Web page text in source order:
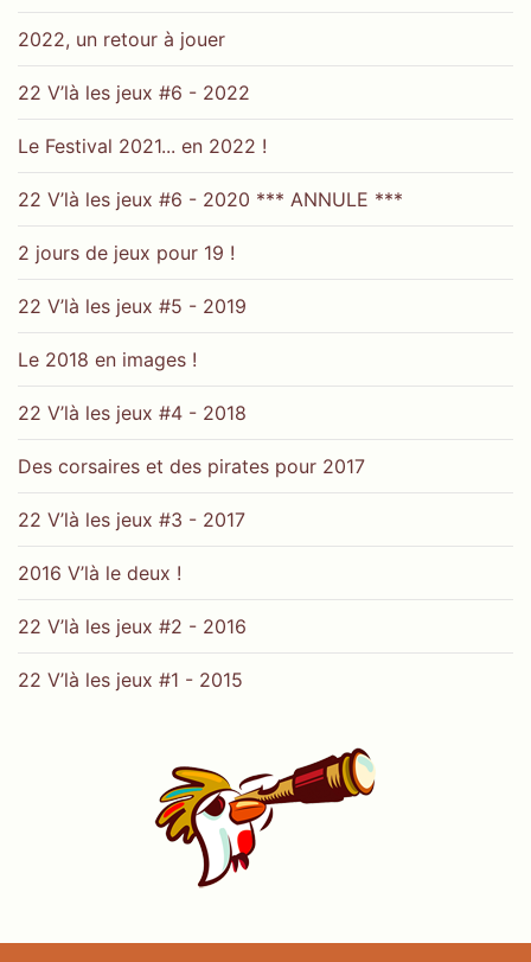
2022, un retour à jouer
22 V’là les jeux #6 - 2022
Le Festival 2021... en 2022 !
22 V’là les jeux #6 - 2020 *** ANNULE ***
2 jours de jeux pour 19 !
22 V’là les jeux #5 - 2019
Le 2018 en images !
22 V’là les jeux #4 - 2018
Des corsaires et des pirates pour 2017
22 V’là les jeux #3 - 2017
2016 V’là le deux !
22 V’là les jeux #2 - 2016
22 V’là les jeux #1 - 2015